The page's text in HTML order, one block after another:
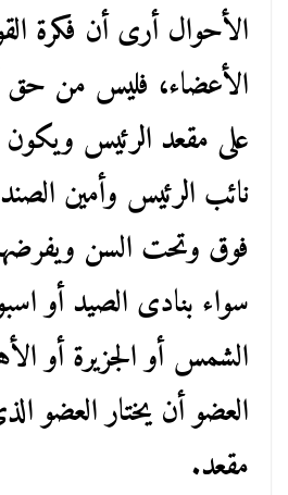
الأحوال أرى أن فكرة
الأعضاء، فليس من حق
على مقعد الرئيس ويكون
نائب الرئيس وأمين
فوق وتحت السن
سواء بنادى الصيد أو
الشمس أو الجزيرة أو
العضو أن يختار العضو
مقعد.